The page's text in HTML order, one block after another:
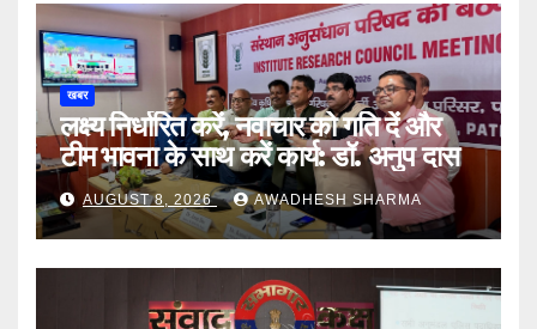
खबर
लक्ष्य निर्धारित करें, नवाचार को गति दें और
टीम भावना के साथ करें कार्य: डॉ. अनुप दास
AUGUST 8, 2026 AWADHESH SHARMA